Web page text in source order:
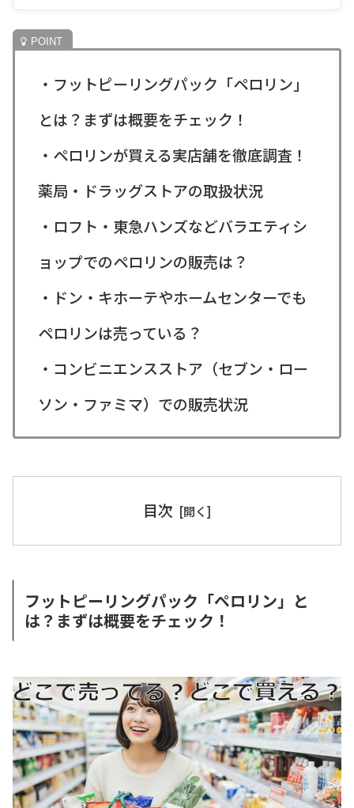
・フットピーリングパック「ペロリン」
とは？まずは概要をチェック！
・ペロリンが買える実店舗を徹底調査！
薬局・ドラッグストアの取扱状況
・ロフト・東急ハンズなどバラエティシ
ョップでのペロリンの販売は？
・ドン・キホーテやホームセンターでも
ペロリンは売っている？
・コンビニエンスストア（セブン・ロー
ソン・ファミマ）での販売状況
目次
フットピーリングパック「ペロリン」と
は？まずは概要をチェック！